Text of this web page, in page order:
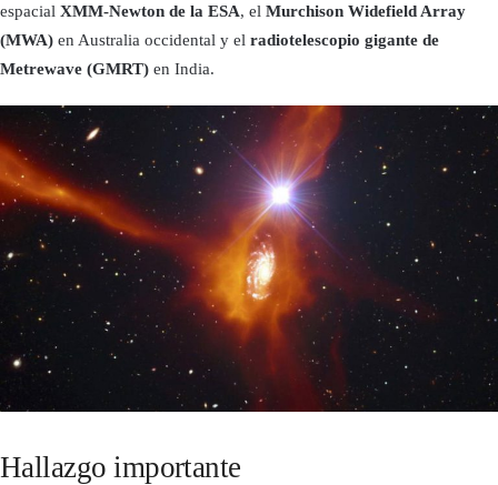
espacial XMM-Newton de la ESA, el Murchison Widefield Array
(MWA) en Australia occidental y el radiotelescopio gigante de
Metrewave (GMRT) en India.
Hallazgo importante